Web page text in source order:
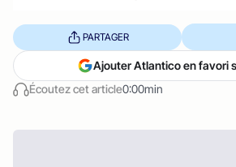
Écoutez cet article0:00min
PARTAGER
Ajouter Atlantico en favori